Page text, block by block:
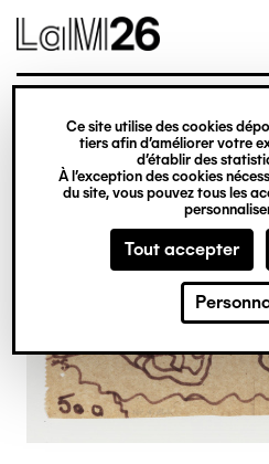
Gestion des cookies
Ce site utilise des cookies
tiers afin d’améliorer votre
d’établir des
À l’exception des cookies
du site, vous pouvez tous les
Tout accepter
contenu